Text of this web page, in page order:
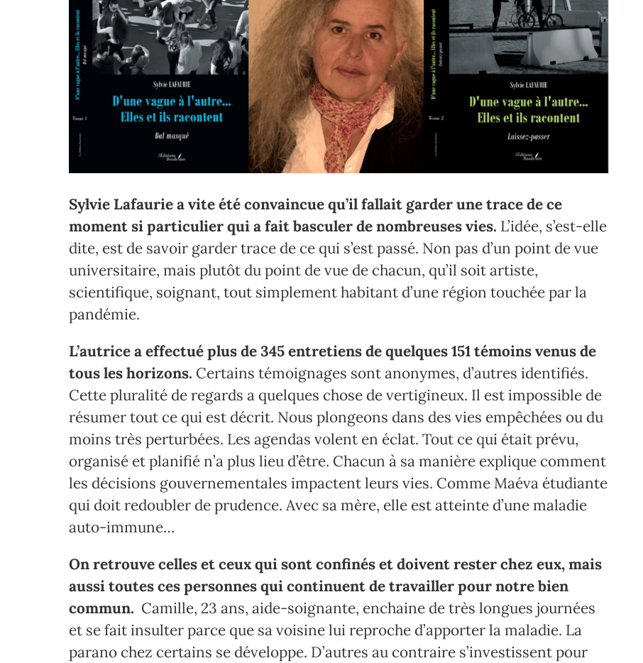
Sylvie Lafaurie a vite été convaincue qu’il fallait garder une trace de ce
moment si particulier qui a fait basculer de nombreuses vies. L’idée, s’est-elle
dite, est de savoir garder trace de ce qui s’est passé. Non pas d’un point de vue
universitaire, mais plutôt du point de vue de chacun, qu’il soit artiste,
scientifique, soignant, tout simplement habitant d’une région touchée par la
pandémie.
L’autrice a effectué plus de 345 entretiens de quelques 151 témoins venus de
tous les horizons. Certains témoignages sont anonymes, d’autres identifiés.
Cette pluralité de regards a quelques chose de vertigineux. Il est impossible de
résumer tout ce qui est décrit. Nous plongeons dans des vies empêchées ou du
moins très perturbées. Les agendas volent en éclat. Tout ce qui était prévu,
organisé et planifié n’a plus lieu d’être. Chacun à sa manière explique comment
les décisions gouvernementales impactent leurs vies. Comme Maéva étudiante
qui doit redoubler de prudence. Avec sa mère, elle est atteinte d’une maladie
auto-immune…
On retrouve celles et ceux qui sont confinés et doivent rester chez eux, mais
aussi toutes ces personnes qui continuent de travailler pour notre bien
commun. Camille, 23 ans, aide-soignante, enchaine de très longues journées
et se fait insulter parce que sa voisine lui reproche d’apporter la maladie. La
parano chez certains se développe. D’autres au contraire s’investissent pour